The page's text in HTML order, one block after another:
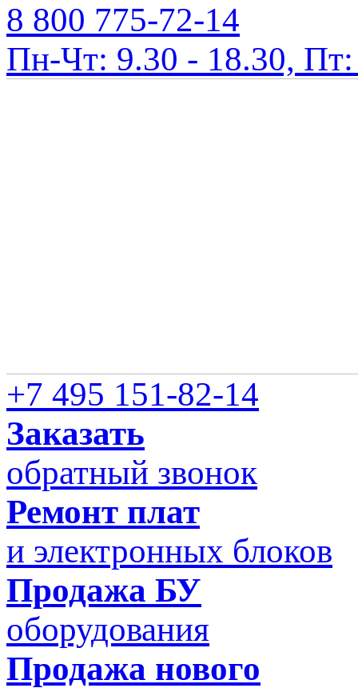
8 800 775-72-14
Пн-Чт: 9.30 - 18.30,
+7 495 151-82-14
Заказать
обратный звонок
Ремонт плат
и электронных блоков
Продажа БУ
оборудования
Продажа нового